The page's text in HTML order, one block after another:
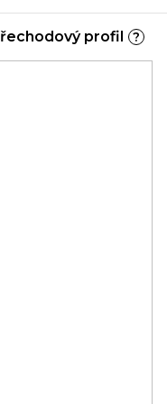
profil ?